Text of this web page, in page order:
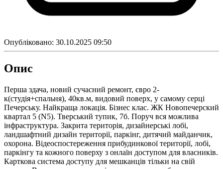
Опубліковано: 30.10.2025 09:50
Опис
Перша здача, новий сучасний ремонт, євро 2-
к(студія+спальня), 40кв.м, видовий поверх, у самому серці
Печерську. Найкраща локація. Бізнес клас. ЖК Новопечерский
квартал 5 (N5). Тверський тупик, 7б. Поруч вся можлива
інфраструктура. Закрита територія, дизайнерські лобі,
ландшафтний дизайн території, паркінг, дитячий майданчик,
охорона. Відеоспостереження прибудинкової території, лобі,
паркінгу та кожного поверху з онлаїн доступом для власників.
Карткова система доступу для мешканців тільки на свій